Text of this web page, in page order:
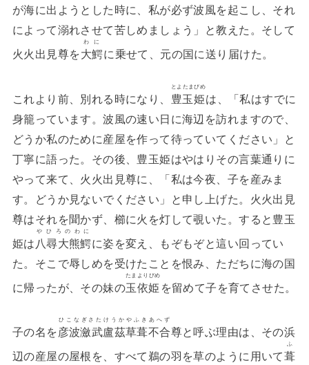
が海に出ようとした時に、私が必ず波風を起こし、それ
によって溺れさせて苦しめましょう」と教えた。そして
火火出見尊を大鰐
わに
に乗せて、元の国に送り届けた。
これより前、別れる時になり、 豊玉姫
とよたまびめ
は、「私はすでに
身籠っています。波風の速い日に海辺を訪れますので、
どうか私のために産屋を作って待っていてください」と
丁寧に語った。その後、豊玉姫はやはりその言葉通りに
やって来て、火火出見尊に、「私は今夜、子を産みま
す。どうか見ないでください」と申し上げた。火火出見
尊はそれを聞かず、櫛に火を灯して覗いた。すると豊玉
姫は八尋大熊鰐
やひろのわに
に姿を変え、もぞもぞと這い回ってい
た。そこで辱しめを受けたことを恨み、ただちに海の国
に帰ったが、その妹の玉依姫
たまよりびめ
を留めて子を育てさせた。
子の名を彦波瀲武盧茲草葺不合
ひこなぎさたけうかやふきあへず
尊と呼ぶ理由は、その浜
辺の産屋の屋根を、すべて鵜の羽を草のように用いて葺
ふ